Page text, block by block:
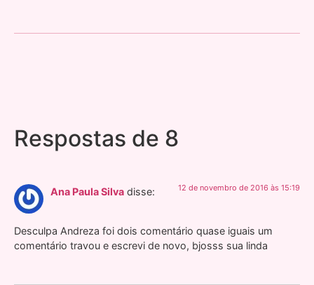
Respostas de 8
Ana Paula Silva disse: 12 de novembro de 2016 às 15:19
Desculpa Andreza foi dois comentário quase iguais um
comentário travou e escrevi de novo, bjosss sua linda